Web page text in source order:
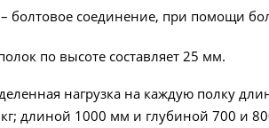
болтовое соединение, при помощи
по высоте составляет 25 мм.
нагрузка на каждую полку
длиной 1000 мм и глубиной 700 и